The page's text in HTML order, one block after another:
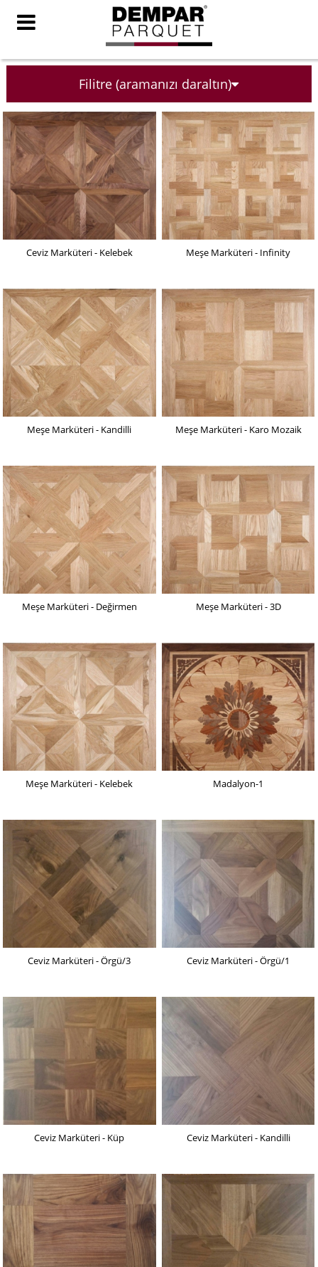
Filitre (aramanızı daraltın)
Ceviz Marküteri - Kelebek Meşe Marküteri - Infinity
Meşe Marküteri - Kandilli Meşe Marküteri - Karo Mozaik
Meşe Marküteri - Değirmen Meşe Marküteri - 3D
Meşe Marküteri - Kelebek Madalyon-1
Ceviz Marküteri - Örgü/3 Ceviz Marküteri - Örgü/1
Ceviz Marküteri - Küp Ceviz Marküteri - Kandilli